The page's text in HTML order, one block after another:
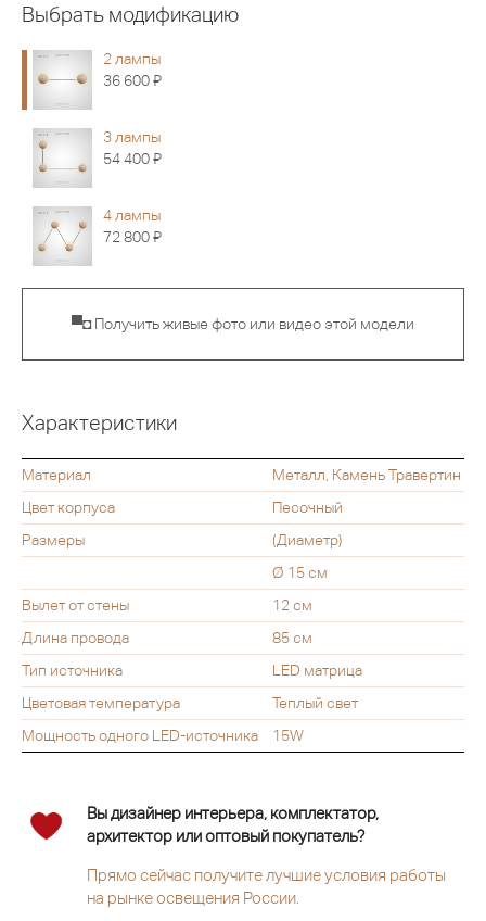
Выбрать модификацию
2 лампы
36 600Я
3 лампы
54 400Я
4 лампы
72 800Я
▀◘ Получить живые фото или видео этой модели
Характеристики
Материал
Металл, Камень Травертин
Цвет корпуса
Песочный
Размеры
(Диаметр)
Ø 15 см
Вылет от стены
12 см
Длина провода
85 см
Тип источника
LED матрица
Цветовая температура
Теплый свет
Мощность одного LED-источника
15W
Вы дизайнер интерьера, комплектатор,
архитектор или оптовый покупатель?
Прямо сейчас получите лучшие условия работы
на рынке освещения России.